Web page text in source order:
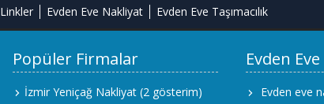
Linkler Evden Eve Nakliyat Evden Eve Taşımacılık
Popüler Firmalar
İzmir Yeniçağ Nakliyat (2 gösterim)
Evden
Evden eve